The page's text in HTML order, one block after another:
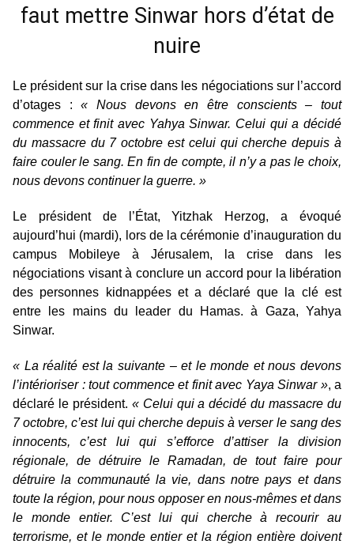
faut mettre Sinwar hors d’état de
nuire
Le président sur la crise dans les négociations sur l’accord
d’otages :
« Nous devons en être conscients – tout
commence et finit avec Yahya Sinwar. Celui qui a décidé
du massacre du 7 octobre est celui qui cherche depuis à
faire couler le sang. En fin de compte, il n’y a pas le choix,
nous devons continuer la guerre. »
Le président de l’État, Yitzhak Herzog, a évoqué
aujourd’hui (mardi), lors de la cérémonie d’inauguration du
campus Mobileye à Jérusalem, la crise dans les
négociations visant à conclure un accord pour la libération
des personnes kidnappées et a déclaré que la clé est
entre les mains du leader du Hamas. à Gaza, Yahya
Sinwar.
« La réalité est la suivante – et le monde et nous devons
l’intérioriser : tout commence et finit avec Yaya Sinwar », a
déclaré le président. « Celui qui a décidé du massacre du
7 octobre, c’est lui qui cherche depuis à verser le sang des
innocents, c’est lui qui s’efforce d’attiser la division
régionale, de détruire le Ramadan, de tout faire pour
détruire la communauté la vie, dans notre pays et dans
toute la région, pour nous opposer en nous-mêmes et dans
le monde entier. C’est lui qui cherche à recourir au
terrorisme, et le monde entier et la région entière doivent